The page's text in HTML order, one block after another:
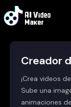
Creador
¡Crea videos
Sube una
animaciones